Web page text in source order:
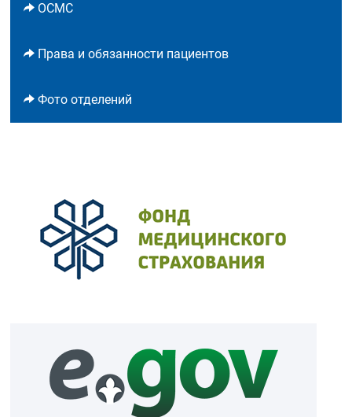
ОСМС
Права и обязанности пациентов
Фото отделений